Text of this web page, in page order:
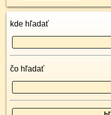
kde hľadať
čo hľadať